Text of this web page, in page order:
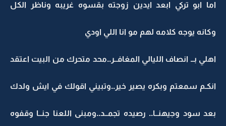
اما ابو تركي ابعد ايدين زوجته بقسوه غريبه وناظر الكل
وكانه يوجه كلامه لهم مو انا اللي اودي
اهلي بــ انصاف الليالي المغافــر..محد متحرك من البيت اعتقد
انكـم سمعتم وبكره يصير خير..وتبيني اقولك في ايش ولدك
بعد سود وجيهنــا.. رصيده تجمــد..ومبنى اللعنا جنــا وقفوه